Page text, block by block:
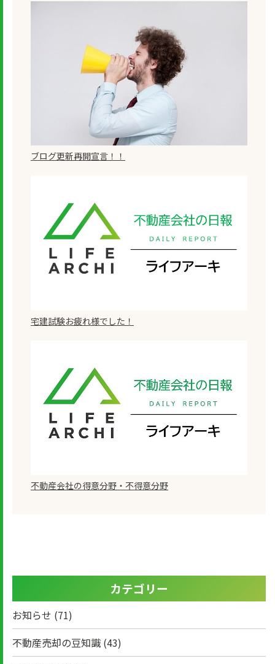
ブログ更新再開宣言！！
宅建試験お疲れ様でした！
不動産会社の得意分野・不得意分野
カテゴリー
お知らせ (71)
不動産売却の豆知識 (43)